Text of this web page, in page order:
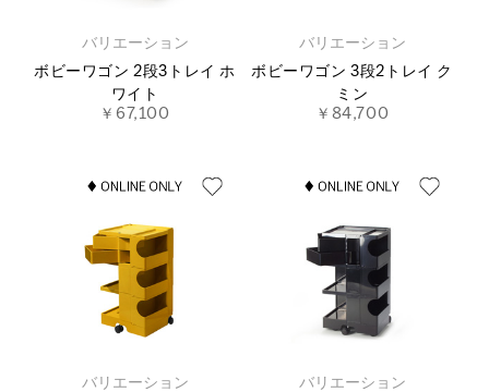
バリエーション
ボビーワゴン 2段3トレイ ホ
ワイト
￥67,100
バリエーション
ボビーワゴン 3段2トレイ ク
ミン
￥84,700
バリエーション
バリエーション